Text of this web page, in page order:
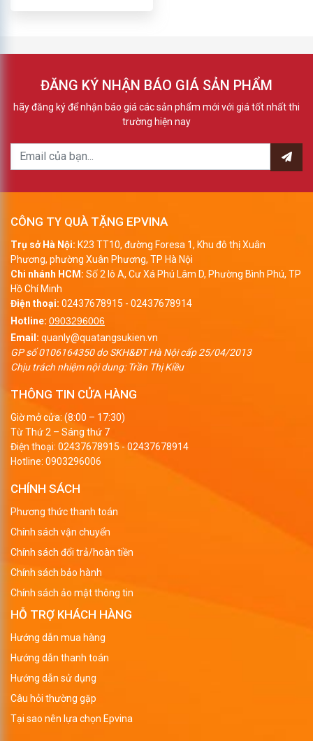
ĐĂNG KÝ NHẬN BÁO GIÁ SẢN PHẨM
hãy đăng ký để nhận báo giá các sản phẩm mới với giá tốt nhất thi
trường hiện nay
CÔNG TY QUÀ TẶNG EPVINA
Trụ sở Hà Nội: K23 TT10, đường Foresa 1, Khu đô thị Xuân
Phương, phường Xuân Phương, TP Hà Nội
Chi nhánh HCM: Số 2 lô A, Cư Xá Phú Lâm D, Phường Bình Phú, TP
Hồ Chí Minh
Điện thoại: 02437678915 - 02437678914
Hotline: 0903296006
Email: quanly@quatangsukien.vn
GP số 0106164350 do SKH&ĐT Hà Nội cấp 25/04/2013
Chịu trách nhiệm nội dung: Trần Thị Kiều
THÔNG TIN CỬA HÀNG
Giờ mở cửa: (8:00 – 17:30)
Từ Thứ 2 – Sáng thứ 7
Điện thoại: 02437678915 - 02437678914
Hotline: 0903296006
CHÍNH SÁCH
Phương thức thanh toán
Chính sách vận chuyển
Chính sách đổi trả/hoàn tiền
Chính sách bảo hành
Chính sách ảo mật thông tin
HỖ TRỢ KHÁCH HÀNG
Hướng dẫn mua hàng
Hướng dẫn thanh toán
Hướng dẫn sử dụng
Câu hỏi thường gặp
Tại sao nên lựa chọn Epvina